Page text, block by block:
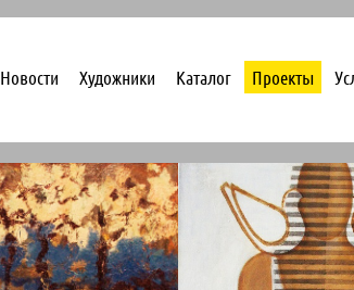
Новости Художники Каталог Проекты